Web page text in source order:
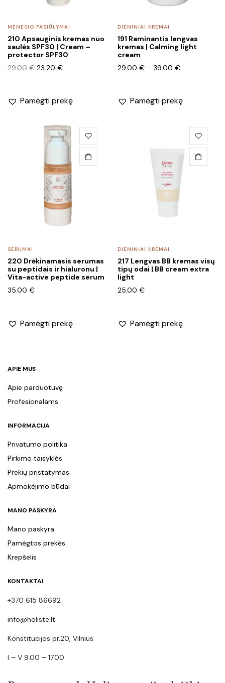
MĖNESIO PASIŪLYMAI
210 Apsauginis kremas nuo
saulės SPF30 | Cream –
protector SPF30
29.00€ Original
29.00 €.
23.20 €Current
23.20 €.
Pamėgti prekę
the
DIENINIAI KREMAI
191 Raminantis lengvas
kremas | Calming light
cream
29.00 € – 39.00 €Price
through
Pamėgti prekę
SERUMAI
220 Drėkinamasis serumas
su peptidais ir hialuronu |
Vita-active peptide serum
35.00 €
Pamėgti prekę
DIENINIAI KREMAI
217 Lengvas BB kremas visų
tipų odai | BB cream extra
light
25.00 €
Pamėgti prekę
APIE MUS
Apie parduotuvę
Profesionalams
INFORMACIJA
Privatumo politika
Pirkimo taisyklės
Prekių pristatymas
Apmokėjimo būdai
MANO PASKYRA
Mano paskyra
Pamėgtos prekės
Krepšelis
KONTAKTAI
+370 615 86692
info@holiste.lt
Konstitucijos pr.20, Vilnius
I – V 9.00 – 17.00